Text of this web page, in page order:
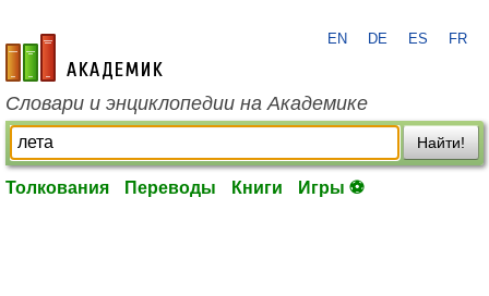
academic.ru
EN DE ES FR
Словари и энциклопедии на Академике
Найти!
Толкования Переводы Книги Игры ⚽